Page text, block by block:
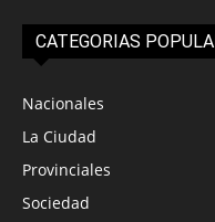
CATEGORIAS
Nacionales
La Ciudad
Provinciales
Sociedad